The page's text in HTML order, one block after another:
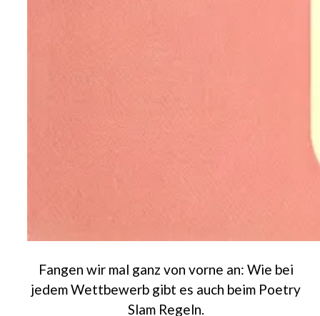
Fangen wir mal ganz von vorne an: Wie bei
jedem Wettbewerb gibt es auch beim Poetry
Slam Regeln.